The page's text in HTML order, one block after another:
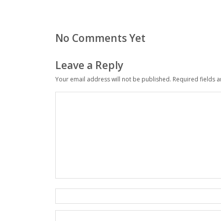
No Comments Yet
Leave a Reply
Your email address will not be published. Required fields